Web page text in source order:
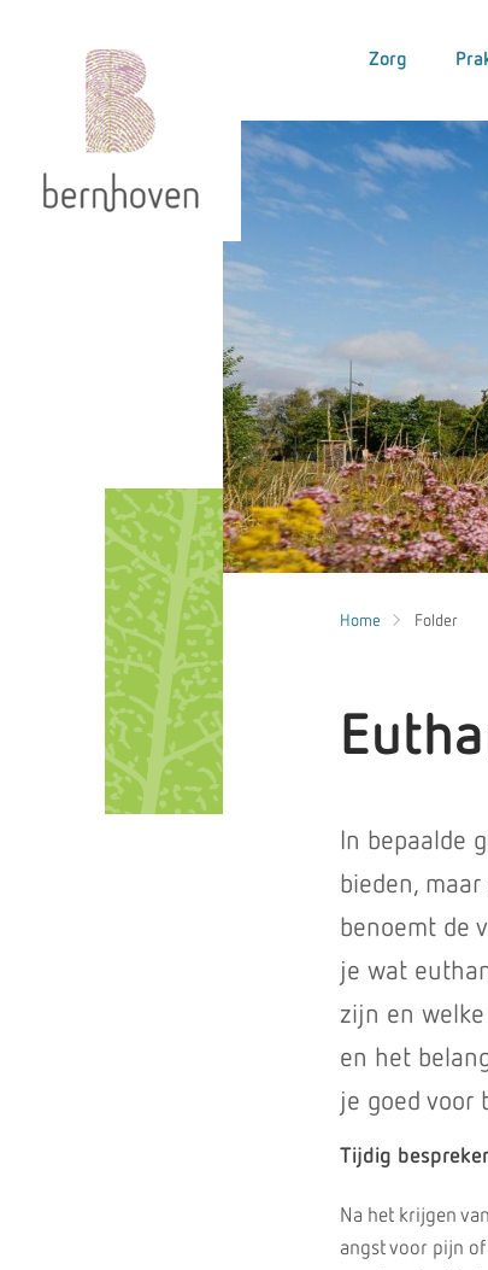
Zorg
Home Folder
In bepaalde
bieden,
benoemt de
je wat
zijn en
en het
je goed voor
Tijdig
Na het krijgen
angst voor pijn